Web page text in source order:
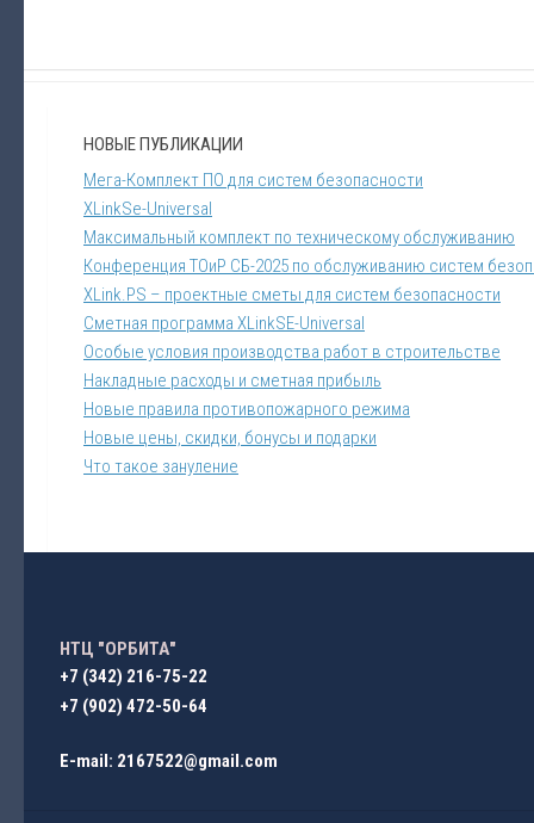
НОВЫЕ ПУБЛИКАЦИИ
Мега-Комплект ПО для систем безопасности
XLinkSe-Universal
Максимальный комплект по техническому обслуживанию
Конференция ТОиР СБ-2025 по обслуживанию систем
XLink.PS – проектные сметы для систем безопасности
Сметная программа XLinkSE-Universal
Особые условия производства работ в строительстве
Накладные расходы и сметная прибыль
Новые правила противопожарного режима
Новые цены, скидки, бонусы и подарки
Что такое зануление
НТЦ "ОРБИТА"
+7 (342) 216-75-22
+7 (902) 472-50-64
E-mail: 2167522@gmail.com